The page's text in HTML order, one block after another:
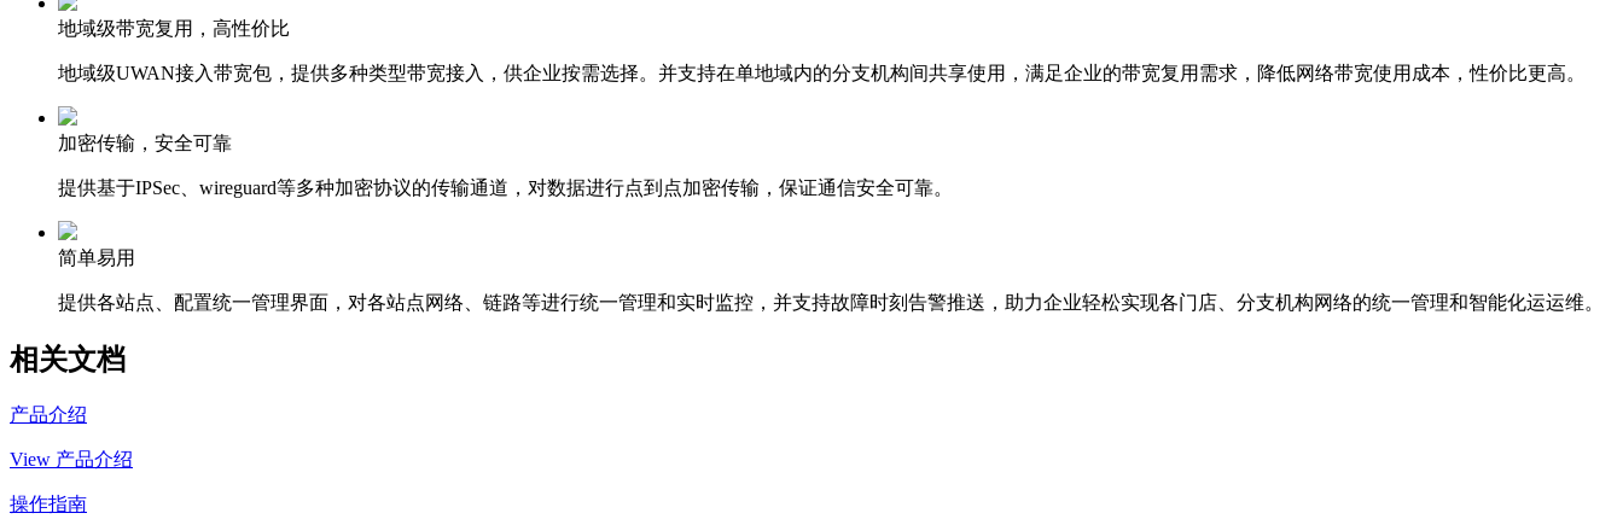
地域级带宽复用，高性价比
地域级UWAN接入带宽包，提供多种类型带宽接入，供企业按需选择。并支持在单地域内的分支机构间共享使用，满足企业的带宽复用需求，降低网络带宽使用成本，性价比更高。
加密传输，安全可靠
提供基于IPSec、wireguard等多种加密协议的传输通道，对数据进行点到点加密传输，保证通信安全可靠。
简单易用
提供各站点、配置统一管理界面，对各站点网络、链路等进行统一管理和实时监控，并支持故障时刻告警推送，助力企业轻松实现各门店、分支机构网络的统一管理和智能化运运维。
相关文档
产品介绍
View 产品介绍
操作指南